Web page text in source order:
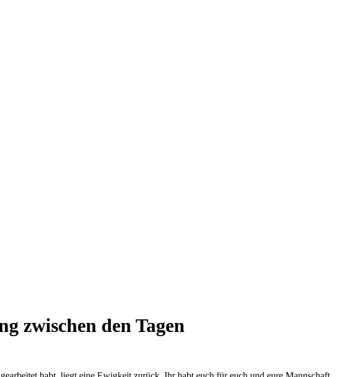
zwischen den Tagen